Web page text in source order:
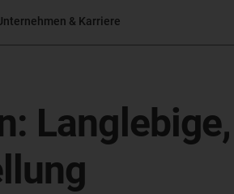
& Karriere
Langlebige,